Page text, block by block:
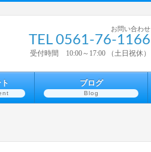
お問い合わせ
TEL 0561-76-1166
受付時間 10:00～17:00 （土日祝休）
ブログ
Blog